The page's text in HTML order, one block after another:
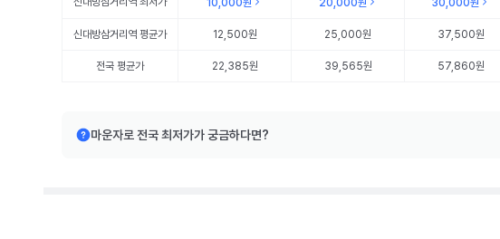
10,000원 20,000원 30,000원
신대방삼거리역 평균가 12,500원 25,000원 37,500원
전국 평균가 22,385원 39,565원 57,860원
마운자로 전국 최저가가 궁금하다면?